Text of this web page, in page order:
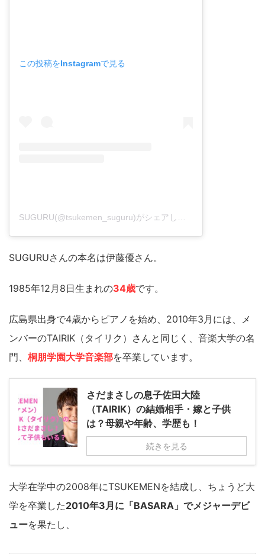
この投稿をInstagramで見る
SUGURUさんの本名は伊藤優さん。
1985年12月8日生まれの34歳です。
広島県出身で4歳からピアノを始め、2010年3月には、メ
ンバーのTAIRIK（タイリク）さんと同じく、音楽大学の名
門、 桐朋学園大学音楽部を卒業しています。
さだまさしの息子佐田大陸
（TAIRIK）の結婚相手・嫁と子供
は？母親や年齢、学歴も！
続きを見る
大学在学中の2008年にTSUKEMENを結成し、ちょうど大
学を卒業した2010年3月に「BASARA」でメジャーデビ
ューを果たし、